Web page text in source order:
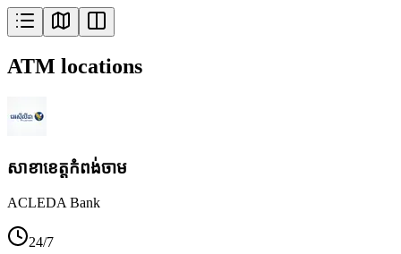
ATM locations
សាខា​ខេត្តកំពង់ចាម
ACLEDA Bank
24/7